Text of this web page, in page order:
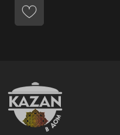
ПОКУПАТЕЛЯМ
+7 (985) 180 06 60
+7 (985) 818-18-40
Оплата
Доставка